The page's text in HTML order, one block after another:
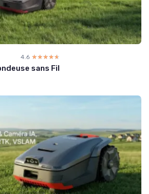
4.6 ☆☆☆☆☆
★★★★★
sans Fil